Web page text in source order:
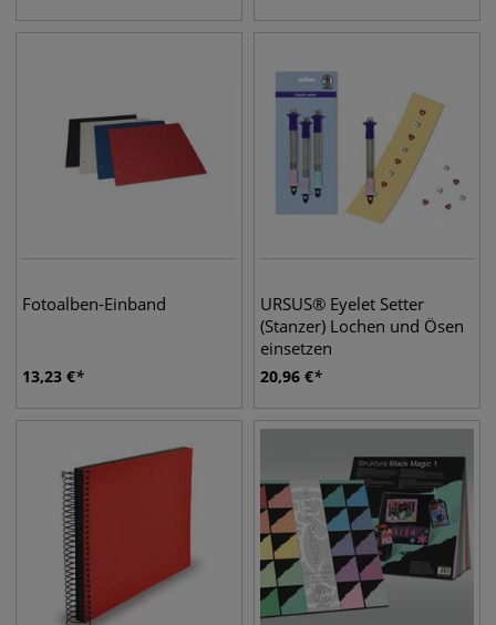
Fotoalben-Einband
13,23 €
URSUS® Eyelet Setter
(Stanzer) Lochen und Ösen
einsetzen
20,96 €